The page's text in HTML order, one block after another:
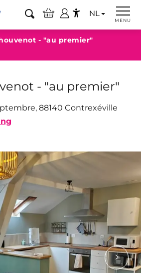
MENU
Accessibilité
Zoek op
NL
- "au premier"
- "au premier"
88140 Contrexéville